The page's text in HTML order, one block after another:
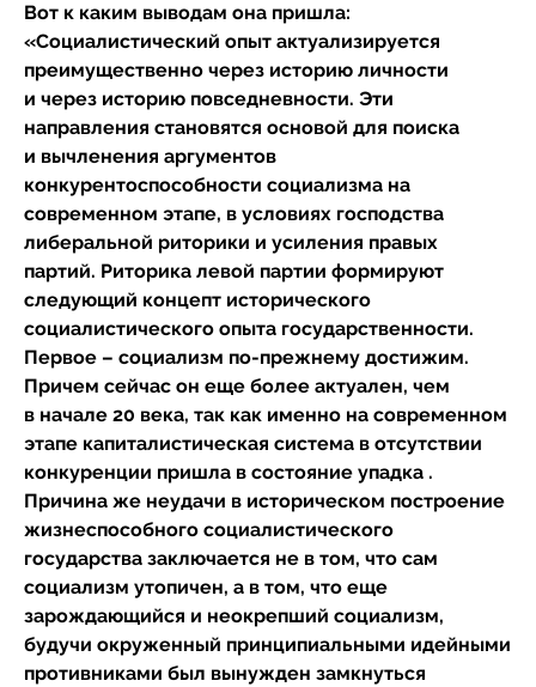
Вот к каким выводам она пришла:
«Социалистический опыт актуализируется
преимущественно через историю личности
и через историю повседневности. Эти
направления становятся основой для поиска
и вычленения аргументов
конкурентоспособности социализма на
современном этапе, в условиях господства
либеральной риторики и усиления правых
партий. Риторика левой партии формируют
следующий концепт исторического
социалистического опыта государственности.
Первое – социализм по-прежнему достижим.
Причем сейчас он еще более актуален, чем
в начале 20 века, так как именно на современном
этапе капиталистическая система в отсутствии
конкуренции пришла в состояние упадка .
Причина же неудачи в историческом построение
жизнеспособного социалистического
государства заключается не в том, что сам
социализм утопичен, а в том, что еще
зарождающийся и неокрепший социализм,
будучи окруженный принципиальными идейными
противниками был вынужден замкнуться